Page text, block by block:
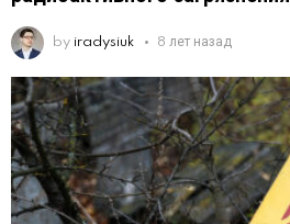
by iradysiuk 8 лет назад